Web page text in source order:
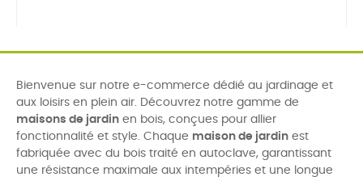
Bienvenue sur notre e-commerce dédié au jardinage et
aux loisirs en plein air. Découvrez notre gamme de
maisons de jardin en bois, conçues pour allier
fonctionnalité et style. Chaque maison de jardin est
fabriquée avec du bois traité en autoclave, garantissant
une résistance maximale aux intempéries et une longue